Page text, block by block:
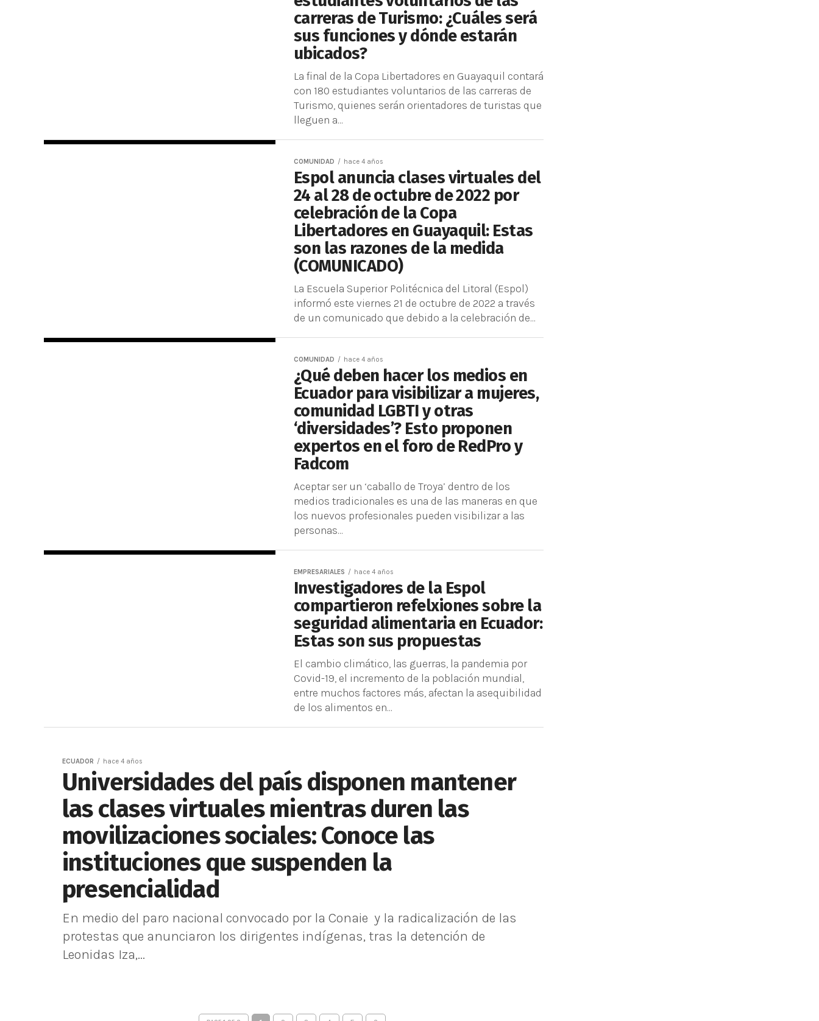
carreras de Turismo: ¿Cuáles será
sus funciones y dónde estarán
ubicados?
La final de la Copa Libertadores en Guayaquil contará
con 180 estudiantes voluntarios de las carreras de
Turismo, quienes serán orientadores de turistas que
lleguen a...
COMUNIDAD hace 4 años
Espol anuncia clases virtuales del
24 al 28 de octubre de 2022 por
celebración de la Copa
Libertadores en Guayaquil: Estas
son las razones de la medida
(COMUNICADO)
La Escuela Superior Politécnica del Litoral (Espol)
informó este viernes 21 de octubre de 2022 a través
de un comunicado que debido a la celebración de...
COMUNIDAD hace 4 años
¿Qué deben hacer los medios en
Ecuador para visibilizar a mujeres,
comunidad LGBTI y otras
‘diversidades’? Esto proponen
expertos en el foro de RedPro y
Fadcom
Aceptar ser un ‘caballo de Troya’ dentro de los
medios tradicionales es una de las maneras en que
los nuevos profesionales pueden visibilizar a las
personas...
EMPRESARIALES hace 4 años
Investigadores de la Espol
compartieron refelxiones sobre la
seguridad alimentaria en Ecuador:
Estas son sus propuestas
El cambio climático, las guerras, la pandemia por
Covid-19, el incremento de la población mundial,
entre muchos factores más, afectan la asequibilidad
de los alimentos en...
ECUADOR hace 4 años
Universidades del país disponen mantener
las clases virtuales mientras duren las
movilizaciones sociales: Conoce las
instituciones que suspenden la
presencialidad
En medio del paro nacional convocado por la Conaie y la radicalización de las
protestas que anunciaron los dirigentes indígenas, tras la detención de
Leonidas Iza,...